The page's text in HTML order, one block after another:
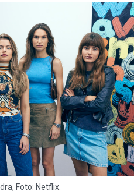
Foto: Netflix.